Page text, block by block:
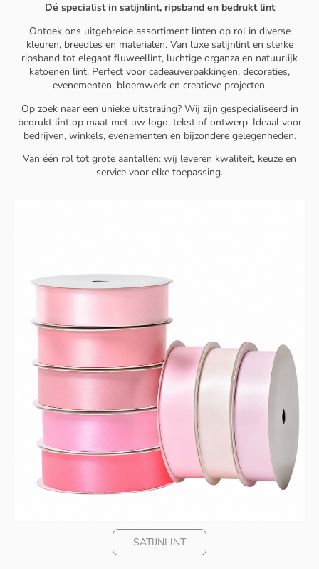
Dé specialist in satijnlint, ripsband en bedrukt lint
Ontdek ons uitgebreide assortiment linten op rol in diverse
kleuren, breedtes en materialen. Van luxe satijnlint en sterke
ripsband tot elegant fluweellint, luchtige organza en natuurlijk
katoenen lint. Perfect voor cadeauverpakkingen, decoraties,
evenementen, bloemwerk en creatieve projecten.
Op zoek naar een unieke uitstraling? Wij zijn gespecialiseerd in
bedrukt lint op maat met uw logo, tekst of ontwerp. Ideaal voor
bedrijven, winkels, evenementen en bijzondere gelegenheden.
Van één rol tot grote aantallen: wij leveren kwaliteit, keuze en
service voor elke toepassing.
SATIJNLINT